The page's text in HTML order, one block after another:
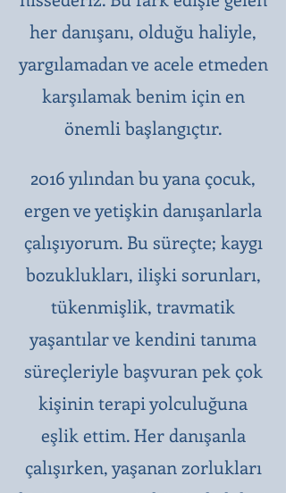
her danışanı, olduğu haliyle,
yargılamadan ve acele etmeden
karşılamak benim için en
önemli başlangıçtır.
2016 yılından bu yana çocuk,
ergen ve yetişkin danışanlarla
çalışıyorum. Bu süreçte; kaygı
bozuklukları, ilişki sorunları,
tükenmişlik, travmatik
yaşantılar ve kendini tanıma
süreçleriyle başvuran pek çok
kişinin terapi yolculuğuna
eşlik ettim. Her danışanla
çalışırken, yaşanan zorlukları